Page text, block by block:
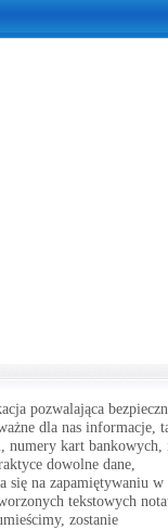
pozwalająca
dla nas informacje,
numery kart bankowych,
dowolne dane,
się na zapamiętywaniu w
tekstowych
zostanie